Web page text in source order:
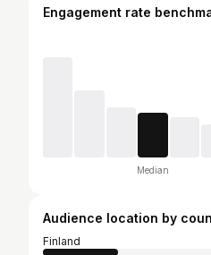
Engagement rate
Median
Audience location by
Finland